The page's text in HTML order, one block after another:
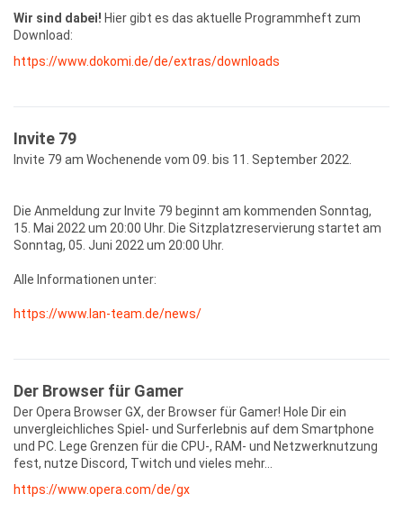
Wir sind dabei! Hier gibt es das aktuelle Programmheft zum
Download:
https://www.dokomi.de/de/extras/downloads
Invite 79
Invite 79 am Wochenende vom 09. bis 11. September 2022.
Die Anmeldung zur Invite 79 beginnt am kommenden Sonntag,
15. Mai 2022 um 20:00 Uhr. Die Sitzplatzreservierung startet am
Sonntag, 05. Juni 2022 um 20:00 Uhr.
Alle Informationen unter:
https://www.lan-team.de/news/
Der Browser für Gamer
Der Opera Browser GX, der Browser für Gamer! Hole Dir ein
unvergleichliches Spiel- und Surferlebnis auf dem Smartphone
und PC. Lege Grenzen für die CPU-, RAM- und Netzwerknutzung
fest, nutze Discord, Twitch und vieles mehr...
https://www.opera.com/de/gx